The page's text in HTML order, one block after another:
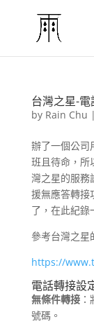
台灣之星-
by Rain Chu |
辦了一個公司
班且待命，所
灣之星的服務
援無應答轉接
了，在此紀錄
參考台灣之星
https://
電話轉接設
無條件轉接：
號碼。